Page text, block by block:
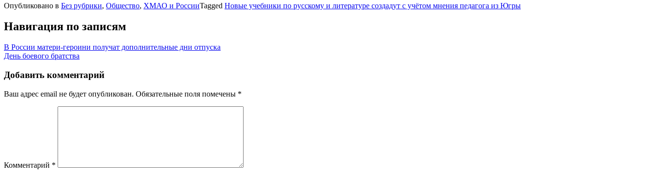
Опубликовано в Без рубрики, Общество, ХМАО и РоссииTagged Новые учебники по русскому и литературе создадут с учётом мнения педагога из Югры
Навигация по записям
В России матери-героини получат дополнительные дни отпуска
День боевого братства
Добавить комментарий
Ваш адрес email не будет опубликован. Обязательные поля помечены *
Комментарий *